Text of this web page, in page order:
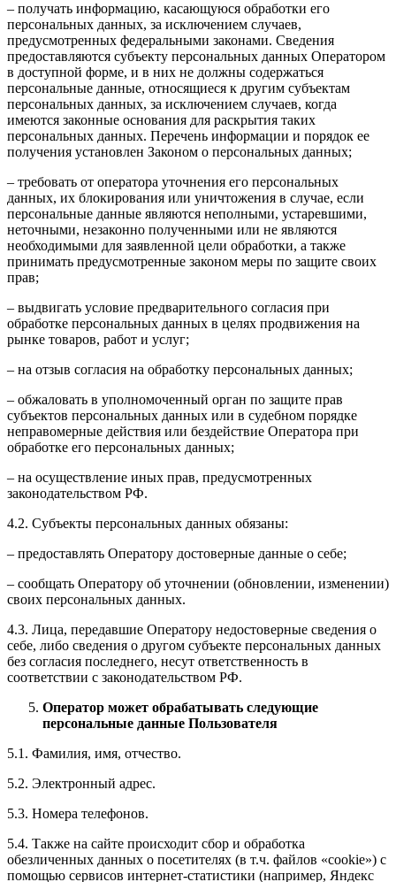
– получать информацию, касающуюся обработки его
персональных данных, за исключением случаев,
предусмотренных федеральными законами. Сведения
предоставляются субъекту персональных данных Оператором
в доступной форме, и в них не должны содержаться
персональные данные, относящиеся к другим субъектам
персональных данных, за исключением случаев, когда
имеются законные основания для раскрытия таких
персональных данных. Перечень информации и порядок ее
получения установлен Законом о персональных данных;
– требовать от оператора уточнения его персональных
данных, их блокирования или уничтожения в случае, если
персональные данные являются неполными, устаревшими,
неточными, незаконно полученными или не являются
необходимыми для заявленной цели обработки, а также
принимать предусмотренные законом меры по защите своих
прав;
– выдвигать условие предварительного согласия при
обработке персональных данных в целях продвижения на
рынке товаров, работ и услуг;
– на отзыв согласия на обработку персональных данных;
– обжаловать в уполномоченный орган по защите прав
субъектов персональных данных или в судебном порядке
неправомерные действия или бездействие Оператора при
обработке его персональных данных;
– на осуществление иных прав, предусмотренных
законодательством РФ.
4.2. Субъекты персональных данных обязаны:
– предоставлять Оператору достоверные данные о себе;
– сообщать Оператору об уточнении (обновлении, изменении)
своих персональных данных.
4.3. Лица, передавшие Оператору недостоверные сведения о
себе, либо сведения о другом субъекте персональных данных
без согласия последнего, несут ответственность в
соответствии с законодательством РФ.
Оператор может обрабатывать следующие
персональные данные Пользователя
5.1. Фамилия, имя, отчество.
5.2. Электронный адрес.
5.3. Номера телефонов.
5.4. Также на сайте происходит сбор и обработка
обезличенных данных о посетителях (в т.ч. файлов «cookie») с
помощью сервисов интернет-статистики (например, Яндекс